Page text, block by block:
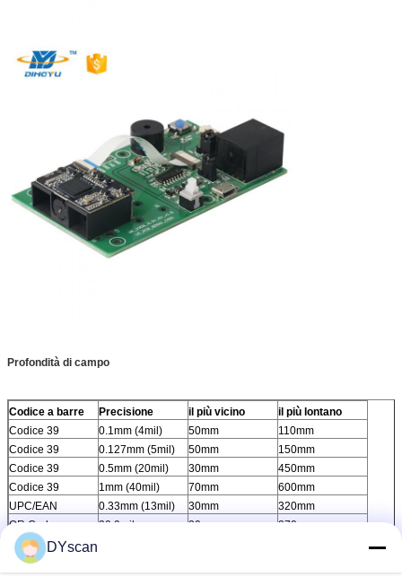
Profondità di campo
Codice a barre Precisione il più vicino
il più lontano
Codice 39
0.1mm (4mil) 50mm
110mm
Codice 39
0.127mm (5mil) 50mm
150mm
Codice 39
0.5mm (20mil) 30mm
450mm
Codice 39
1mm (40mil) 70mm
600mm
UPC/EAN
0.33mm (13mil) 30mm
320mm
QR Code
20.0mil 30mm
270mm
Matrice di dati
PDF 417
DYscan